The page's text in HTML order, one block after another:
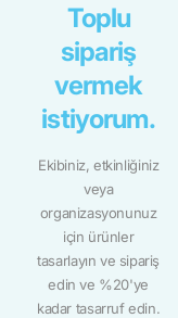
Toplu
sipariş
vermek
istiyorum.
Ekibiniz, etkinliğiniz
veya
organizasyonunuz
için ürünler
tasarlayın ve sipariş
edin ve %20'ye
kadar tasarruf edin.